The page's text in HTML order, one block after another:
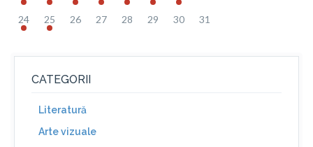
24 25 26 27 28 29 30 31
CATEGORII
Literatură
Arte vizuale